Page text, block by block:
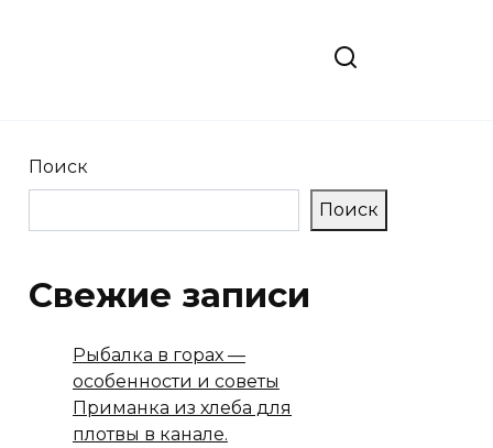
Поиск
Поиск
Свежие записи
Рыбалка в горах —
особенности и советы
Приманка из хлеба для
плотвы в канале.